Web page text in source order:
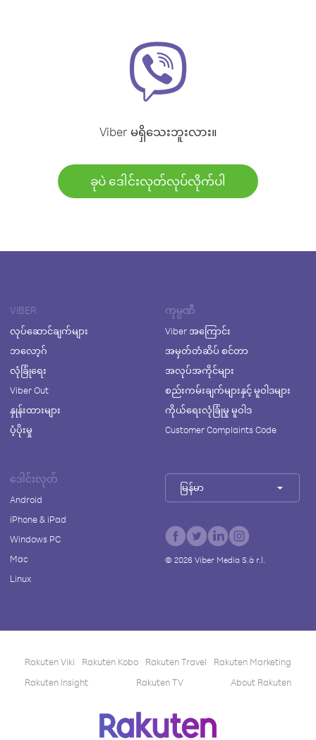
Viber မရှိသေးဘူးလား။
ခုပဲ ဒေါင်းလုတ်လုပ်လိုက်ပါ
VIBER
လုပ်ဆောင်ချက်များ
ဘလော့ဂ်
လုံခြုံရေး
Viber Out
နှုန်းထားများ
ပံ့ပိုးမှု
ကုမ္ပဏီ
Viber အကြောင်း
အမှတ်တံဆိပ် စင်တာ
အလုပ်အကိုင်များ
စည်းကမ်းချက်များနှင့် မူဝါဒများ
ကိုယ်ရေးလုံခြုံမှု မူဝါဒ
Customer Complaints Code
ဒေါင်းလုတ်
Android
iPhone & iPad
Windows PC
Mac
Linux
မြန်မာ
© 2026Viber Media S.à r.l.
Rakuten Viki Rakuten Kobo Rakuten Travel
Rakuten Marketing
Rakuten Insight
Rakuten TV About Rakuten